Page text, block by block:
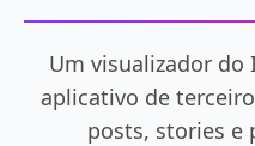
Um visualizador
aplicativo de
posts, stories e